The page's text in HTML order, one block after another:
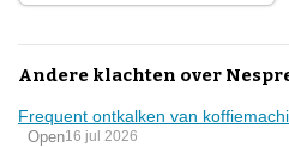
Andere klachten over
Frequent ontkalken van
Open16 jul 2026